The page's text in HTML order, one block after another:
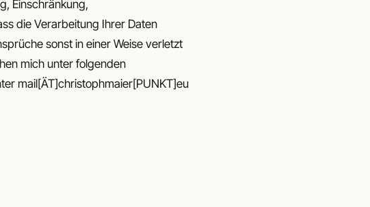
Einschränkung,
die Verarbeitung Ihrer Daten
sonst in einer Weise verletzt
mich unter folgenden
mail[ÄT]christophmaier[PUNKT]eu